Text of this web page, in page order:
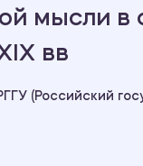
мысли
вв
(Российский